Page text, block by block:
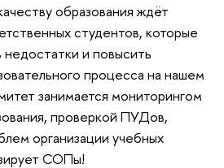
образования ждёт
студентов, которые
недостатки и повысить
процесса на нашем
занимается мониторингом
проверкой ПУДов,
организации учебных
СОПы!